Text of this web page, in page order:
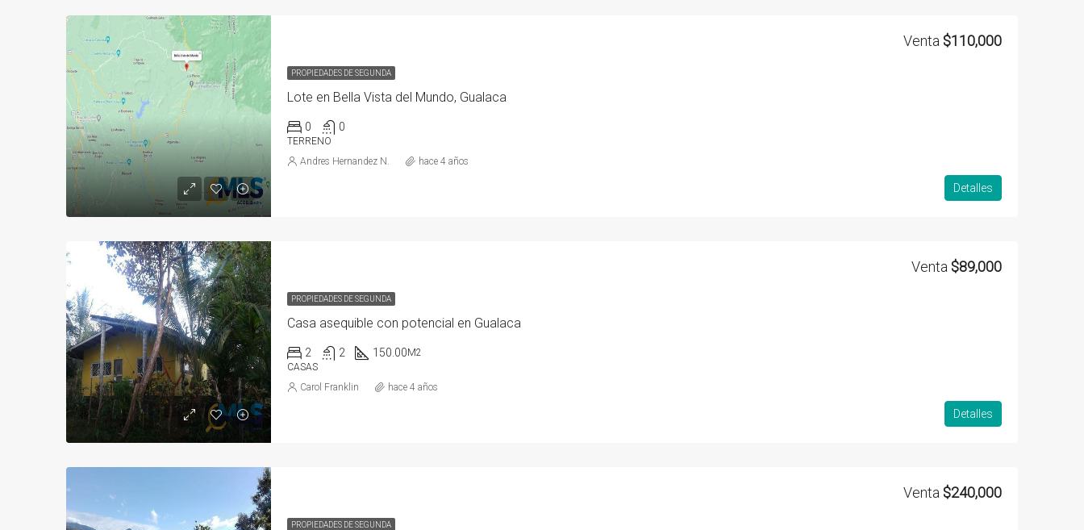
PROPIEDADES DE SEGUNDA
Lote en Bella Vista del Mundo, Gualaca
Venta $110,000
0 0
TERRENO
Detalles
Andres Hernandez N. hace 4 años
PROPIEDADES DE SEGUNDA
Casa asequible con potencial en Gualaca
Venta $89,000
2 2 150.00M2
CASAS
Detalles
Carol Franklin hace 4 años
PROPIEDADES DE SEGUNDA
Venta $240,000